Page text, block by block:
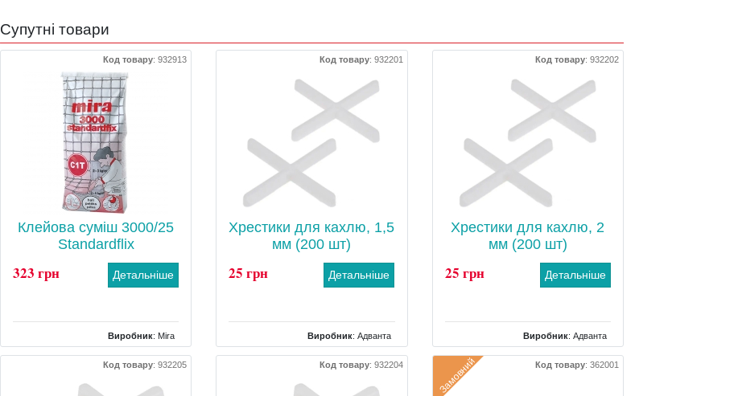
Супутні товари
Код товару:932913
Клейова суміш 3000/25
Standardflix
323 грн Детальніше
Виробник: Mira
: звичайний
Код товару: 932201
Хрестики для кахлю, 1,5
мм (200 шт)
25 грн Детальніше
Виробник: Адванта
: Хрестик шовний
Код товару: 932202
Хрестики для кахлю, 2
мм (200 шт)
25 грн Детальніше
Виробник: Адванта
: Хрестик шовний
Код товару:932205 Код товару: 932204 Замовний Код товару: 362001